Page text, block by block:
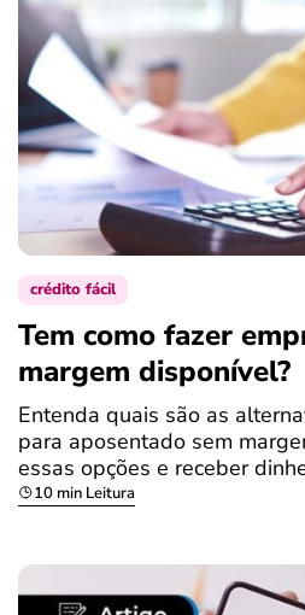
crédito fácil
Tem como fazer
margem disponível?
Entenda quais são as
para aposentado sem
essas opções e receber
10 min Leitura